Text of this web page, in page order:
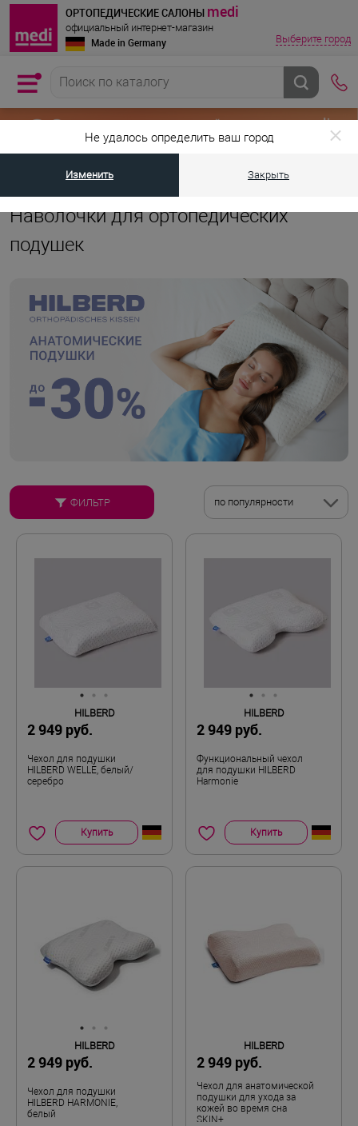
Не удалось определить ваш город
Изменить Закрыть
ОРТОПЕДИЧЕСКИЕ САЛОНЫ medi
официальный интернет-магазин
Made in Germany Выберите город
Главная страница • Ортопедические подушки и
Наволочки для ортопедических
подушек
ФИЛЬТР по популярности
HILBERD
2 949 руб.
Чехол для подушки
HILBERD WELLE, белый/
серебро
Купить
HILBERD
2 949 руб.
Функциональный чехол
для подушки HILBERD
Harmonie
Купить
HILBERD
2 949 руб.
Чехол для подушки
HILBERD HARMONIE,
белый
HILBERD
2 949 руб.
Чехол для анатомической
подушки для ухода за
кожей во время сна
SKIN+